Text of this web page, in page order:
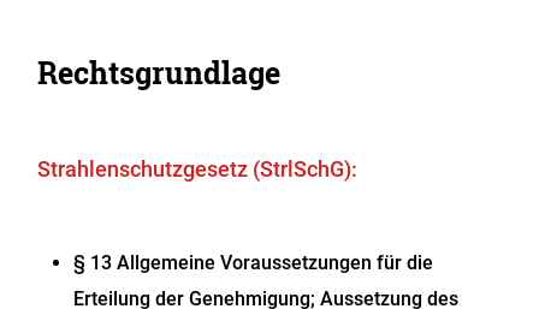
Rechtsgrundlage
Strahlenschutzgesetz (StrlSchG):
§ 13 Allgemeine Voraussetzungen für die
Erteilung der Genehmigung; Aussetzung des